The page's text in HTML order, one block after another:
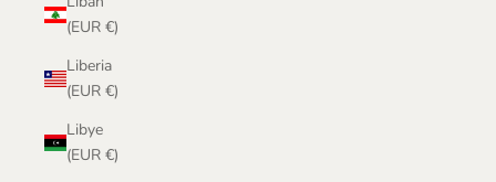
(EUR €)
Liberia
(EUR €)
Libye
(EUR €)